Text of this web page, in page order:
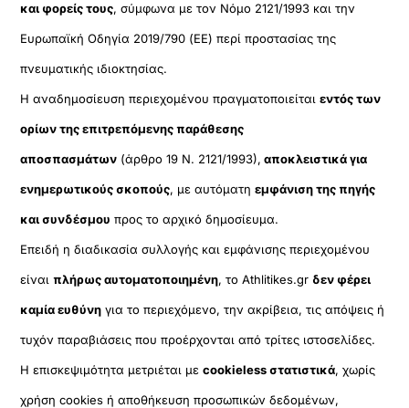
και φορείς τους, σύμφωνα με τον Νόμο 2121/1993 και την
Ευρωπαϊκή Οδηγία 2019/790 (ΕΕ) περί προστασίας της
πνευματικής ιδιοκτησίας.
Η αναδημοσίευση περιεχομένου πραγματοποιείταιεντός των
ορίων της επιτρεπόμενης παράθεσης
αποσπασμάτων (άρθρο 19 Ν. 2121/1993), αποκλειστικά για
ενημερωτικούς σκοπούς, με αυτόματηεμφάνιση της πηγής
και συνδέσμου προς το αρχικό δημοσίευμα.
Επειδή η διαδικασία συλλογής και εμφάνισης περιεχομένου
είναιπλήρως αυτοματοποιημένη, το Athlitikes.gr δεν φέρει
καμία ευθύνη για το περιεχόμενο, την ακρίβεια, τις απόψεις ή
τυχόν παραβιάσεις που προέρχονται από τρίτες ιστοσελίδες.
Η επισκεψιμότητα μετριέται μεcookieless στατιστικά, χωρίς
χρήση cookies ή αποθήκευση προσωπικών δεδομένων,